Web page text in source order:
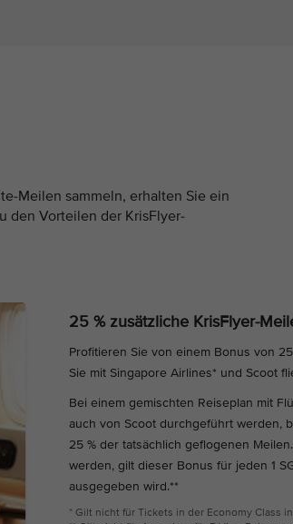
Meilen sammeln, erhalten Sie ein
den Vorteilen der KrisFlyer-
25 % zusätzliche KrisFlyer-
Profitieren Sie von einem Bonus von
Sie mit Singapore Airlines* und Scoot
Bei einem gemischten Reiseplan mit
auch von Scoot durchgeführt werden,
25 % der tatsächlich geflogenen
werden, gilt dieser Bonus für jeden 1
ausgegeben wird.**
* Gilt nicht für Tickets in der Economy Class